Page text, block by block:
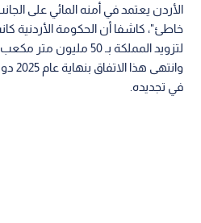
الأردن يعتمد في أمنه المائي على
في تجديده.